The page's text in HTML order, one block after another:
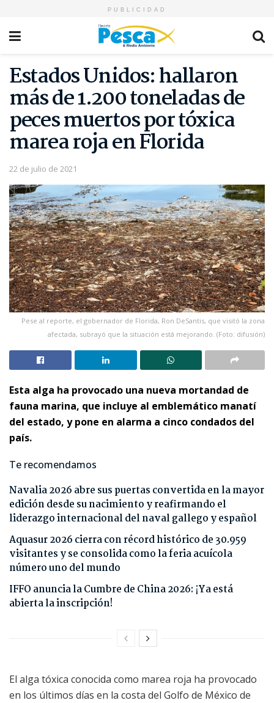
PUBLICIDAD
Estados Unidos: hallaron
más de 1.200 toneladas de
peces muertos por tóxica
marea roja en Florida
22 de julio de 2021
Pese al reporte, el gobernador de Florida, Ron DeSantis, que visitó la zona
afectada, subrayó que la situación está mejorando. (Foto: difusión)
Esta alga ha provocado una nueva mortandad de
fauna marina, que incluye al emblemático manatí
del estado, y pone en alarma a cinco condados del
país.
Te recomendamos
Navalia 2026 abre sus puertas convertida en la mayor
edición desde su nacimiento y reafirmando el
liderazgo internacional del naval gallego y español
Aquasur 2026 cierra con récord histórico de 30.959
visitantes y se consolida como la feria acuícola
número uno del mundo
IFFO anuncia la Cumbre de China 2026: ¡Ya está
abierta la inscripción!
El alga tóxica conocida como marea roja ha provocado
en los últimos días en la costa del Golfo de México de